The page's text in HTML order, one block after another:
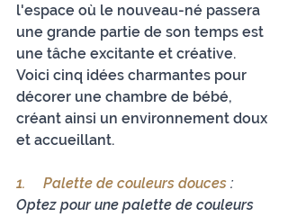
l'espace où le nouveau-né passera
une grande partie de son temps est
une tâche excitante et créative.
Voici cinq idées charmantes pour
décorer une chambre de bébé,
créant ainsi un environnement doux
et accueillant.
1. Palette de couleurs douces :
Optez pour une palette de couleurs